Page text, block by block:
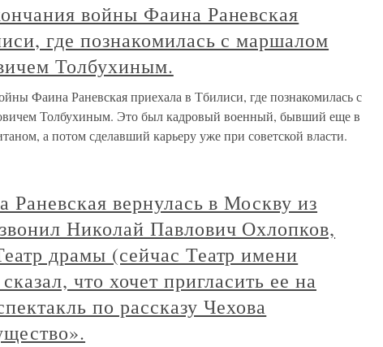
войны Фаина Раневская
где познакомилась с маршалом
Толбухиным.
Фаина Раневская приехала в Тбилиси, где познакомилась с
Толбухиным. Это был кадровый военный, бывший еще в
а потом сделавший карьеру уже при советской власти.
Раневская вернулась в Москву из
Николай Павлович Охлопков,
драмы (сейчас Театр имени
что хочет пригласить ее на
по рассказу Чехова